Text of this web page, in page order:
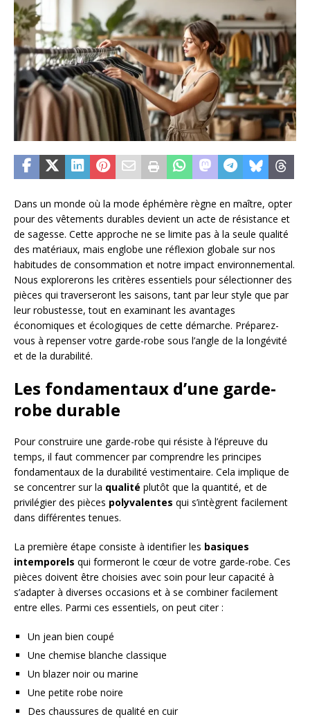
Dans un monde où la mode éphémère règne en maître, opter
pour des vêtements durables devient un acte de résistance et
de sagesse. Cette approche ne se limite pas à la seule qualité
des matériaux, mais englobe une réflexion globale sur nos
habitudes de consommation et notre impact environnemental.
Nous explorerons les critères essentiels pour sélectionner des
pièces qui traverseront les saisons, tant par leur style que par
leur robustesse, tout en examinant les avantages
économiques et écologiques de cette démarche. Préparez-
vous à repenser votre garde-robe sous l’angle de la longévité
et de la durabilité.
Les fondamentaux d’une garde-
robe durable
Pour construire une garde-robe qui résiste à l’épreuve du
temps, il faut commencer par comprendre les principes
fondamentaux de la durabilité vestimentaire. Cela implique de
se concentrer sur la qualité plutôt que la quantité, et de
privilégier des pièces polyvalentes qui s’intègrent facilement
dans différentes tenues.
La première étape consiste à identifier les basiques
intemporels qui formeront le cœur de votre garde-robe. Ces
pièces doivent être choisies avec soin pour leur capacité à
s’adapter à diverses occasions et à se combiner facilement
entre elles. Parmi ces essentiels, on peut citer :
Un jean bien coupé
Une chemise blanche classique
Un blazer noir ou marine
Une petite robe noire
Des chaussures de qualité en cuir